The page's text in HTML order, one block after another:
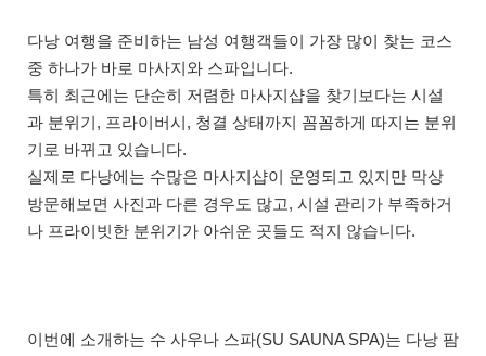
다낭 여행을 준비하는 남성 여행객들이 가장 많이 찾는 코스
중 하나가 바로 마사지와 스파입니다.
특히 최근에는 단순히 저렴한 마사지샵을 찾기보다는 시설
과 분위기, 프라이버시, 청결 상태까지 꼼꼼하게 따지는 분위
기로 바뀌고 있습니다.
실제로 다낭에는 수많은 마사지샵이 운영되고 있지만 막상
방문해보면 사진과 다른 경우도 많고, 시설 관리가 부족하거
나 프라이빗한 분위기가 아쉬운 곳들도 적지 않습니다.
이번에 소개하는 수 사우나 스파(SU SAUNA SPA)는 다낭 팜